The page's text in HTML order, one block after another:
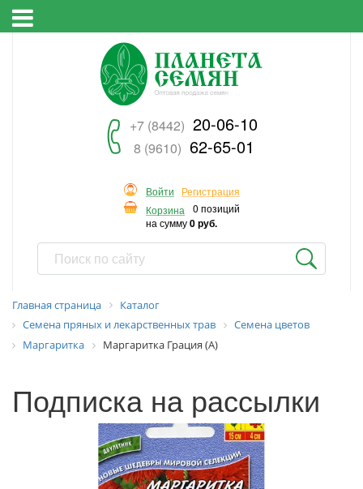
+7 (8442) 20-06-10
8 (9610) 62-65-01
Войти
Регистрация
Корзина
0 позиций
на сумму0 руб.
Главная страница
Каталог
Семена пряных и лекарственных трав
Семена цветов
Маргаритка
Маргаритка Грация (А)
Подписка на рассылки